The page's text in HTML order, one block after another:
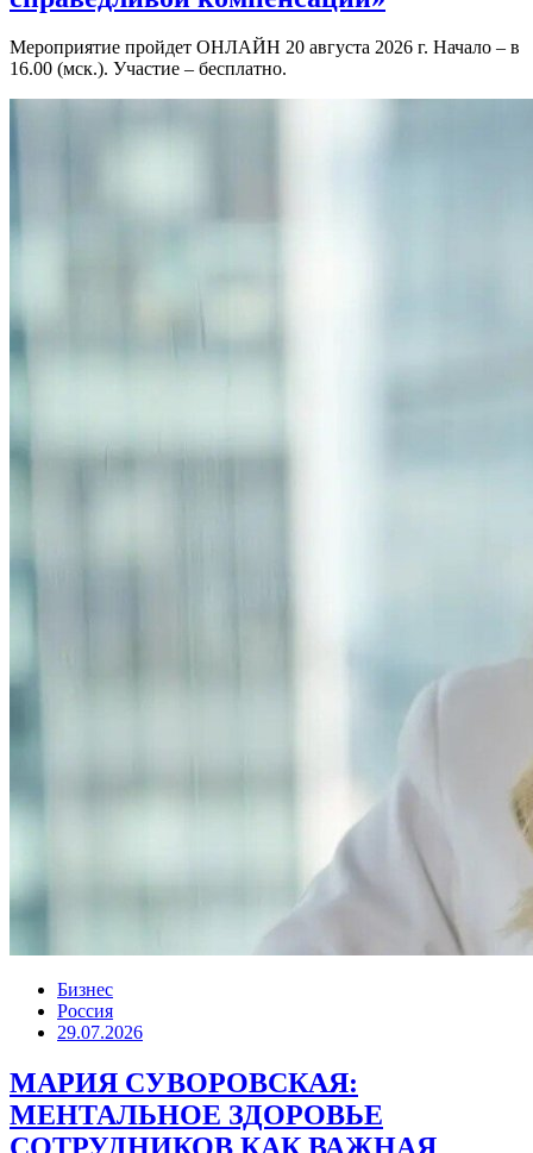
Мероприятие пройдет ОНЛАЙН 20 августа 2026 г. Начало – в
16.00 (мск.). Участие – бесплатно.
Бизнес
Россия
29.07.2026
МАРИЯ СУВОРОВСКАЯ:
МЕНТАЛЬНОЕ ЗДОРОВЬЕ